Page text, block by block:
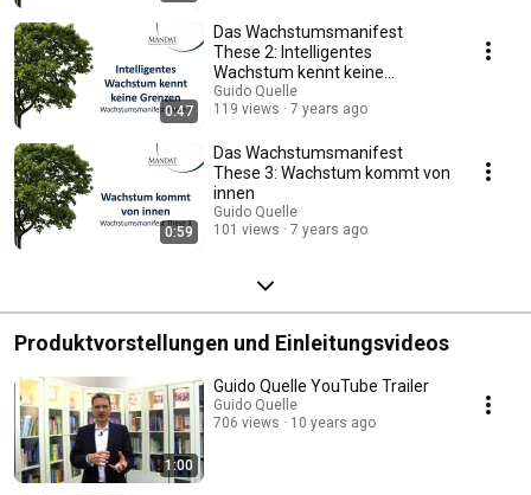
0:47
Das Wachstumsmanifest
These 2: Intelligentes
Wachstum kennt keine
Grenzen
Guido Quelle
119 views
7 years ago
0:59
Das Wachstumsmanifest
These 3: Wachstum kommt von
innen
Guido Quelle
101 views
7 years ago
Produktvorstellungen und Einleitungsvideos
1:00
Guido Quelle YouTube Trailer
Guido Quelle
706 views
10 years ago